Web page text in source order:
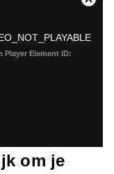
Player Element ID:
Close
om je